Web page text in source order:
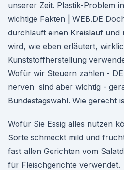
unserer Zeit. Plastik-Problem
wichtige Fakten | WEB.DE
durchläuft einen Kreislauf und
wird, wie eben erläutert,
Kunststoffherstellung
Wofür wir Steuern zahlen -
nerven, sind aber wichtig -
Bundestagswahl. Wie gerecht
Wofür Sie Essig alles nutzen
Sorte schmeckt mild und
fast allen Gerichten vom
für Fleischgerichte verwendet.